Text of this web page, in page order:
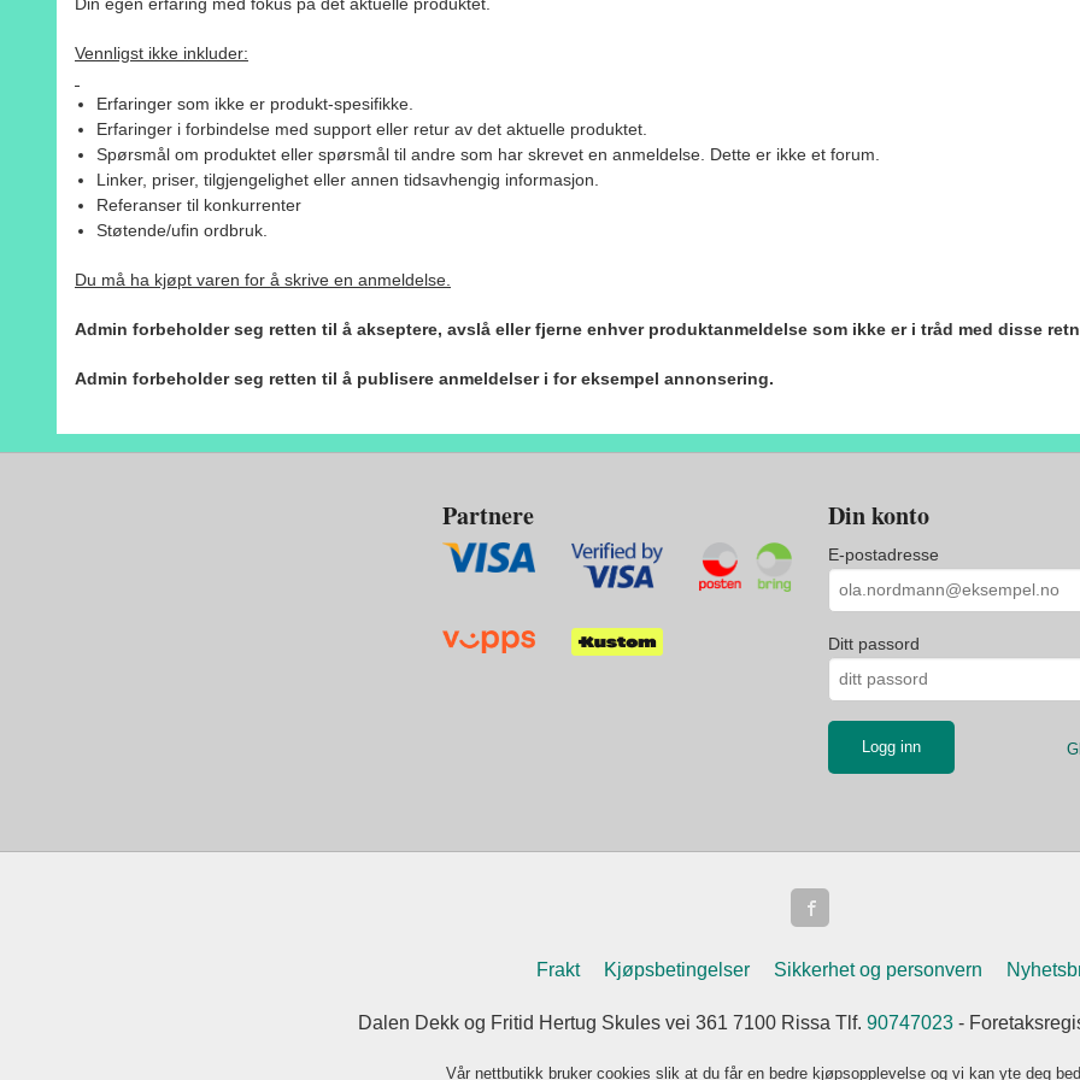
Vennligst ikke inkluder:
Erfaringer som ikke er produkt-spesifikke.
Erfaringer i forbindelse med support eller retur av det aktuelle produktet.
Spørsmål om produktet eller spørsmål til andre som har skrevet en anmeldelse. Dette er ikke et forum.
Linker, priser, tilgjengelighet eller annen tidsavhengig informasjon.
Referanser til konkurrenter
Støtende/ufin ordbruk.
Du må ha kjøpt varen for å skrive en anmeldelse.
Admin forbeholder seg retten til å akseptere, avslå eller fjerne enhver produktanmeldelse som ikke er i tråd med disse
Admin forbeholder seg retten til å publisere anmeldelser i for eksempel annonsering.
Partnere Din konto
E-postadresse
Ditt passord
Frakt Kjøpsbetingelser Sikkerhet og personvern
Dalen Dekk og Fritid Hertug Skules vei 361 7100 Rissa Tlf. 90747023 -
Vår nettbutikk bruker cookies slik at du får en bedre kjøpsopplevelse og vi kan yte deg